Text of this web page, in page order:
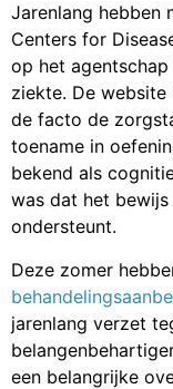
Jarenlang hebben
Centers for
op het
ziekte. De
de facto de
toename in
bekend als
was dat het
ondersteunt.
Deze zomer
jarenlang verzet
een belangrijke